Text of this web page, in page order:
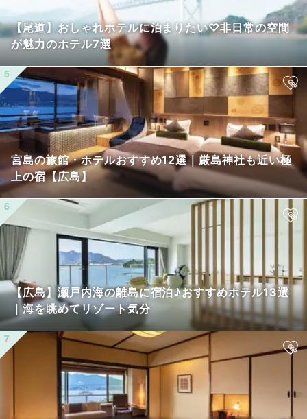
【尾道】おしゃれホテルに泊まりたい♡非日常の空間
が魅力のホテル7選
宮島の旅館・ホテルおすすめ12選｜厳島神社も近い極
上の宿【広島】
【広島】瀬戸内海の離島に宿泊♪おすすめホテル13選
｜海を眺めてリゾート気分